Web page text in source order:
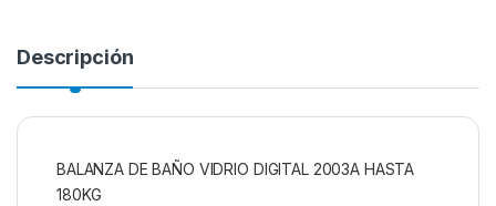
Descripción
BALANZA DE BAÑO VIDRIO DIGITAL 2003A HASTA
180KG